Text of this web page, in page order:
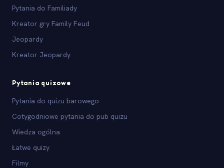
Pytania do Familiady
Kreator gry Family Feud
Jeopardy
Kreator Jeopardy
Pytania quizowe
Pytania do quizu barowego
Cotygodniowe pytania do pub quizu
Wiedza ogólna
Łatwe quizy
Filmy